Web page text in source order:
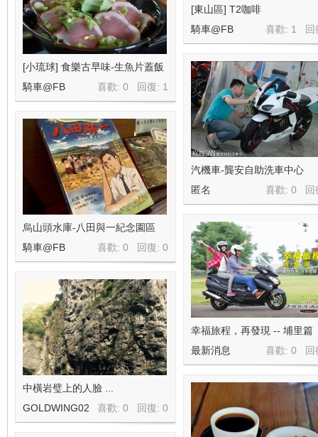
[東山區] T2咖啡
喜歡: 1 回
騎車@FB
[小琉球] 食樂古早味-生魚片蓋飯
喜歡: 0 回復: 1
騎車@FB
汽機車-龔安自助洗車中心
喜歡: 0 回
匿名
烏山頭水庫-八田與一紀念園區
喜歡: 0 回復: 0
騎車@FB
幸福旅程，再發現 -- 埔里篇
喜歡: 0 回
最新消息
中橫岩璧上的人臉 ...
喜歡: 0 回復: 0
GOLDWING02